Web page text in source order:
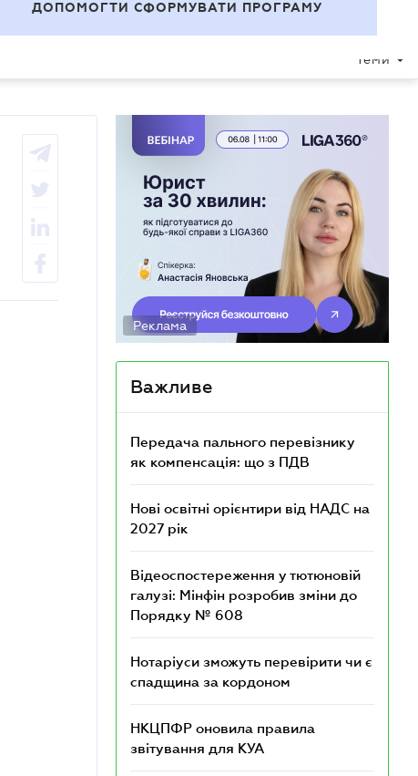
Теми
Реклама
Важливе
Передача пального перевізнику
як компенсація: що з ПДВ
Нові освітні орієнтири від НАДС на
2027 рік
Відеоспостереження у тютюновій
галузі: Мінфін розробив зміни до
Порядку № 608
Нотаріуси зможуть перевірити чи є
спадщина за кордоном
НКЦПФР оновила правила
звітування для КУА